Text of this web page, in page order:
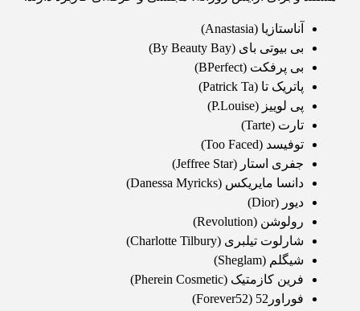
آناستازیا (Anastasia)
بی بیوتی بای (By Beauty Bay)
بی پرفکت (BPerfect)
پاتریک تا (Patrick Ta)
پی لوییز (P.Louise)
تارت (Tarte)
توفیسد (Too Faced)
جفری استار (Jeffree Star)
دانسا مایریکس (Danessa Myricks)
دیور (Dior)
رولوشن (Revolution)
شارلوت تیلبری (Charlotte Tilbury)
شیگلم (Sheglam)
فرین کازمتیک (Pherein Cosmetic)
فوراور52 (Forever52)